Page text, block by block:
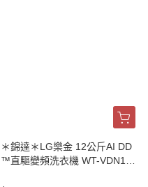
＊錦達＊LG樂金 12公斤AI DD
™直驅變頻洗衣機 WT-VDN12